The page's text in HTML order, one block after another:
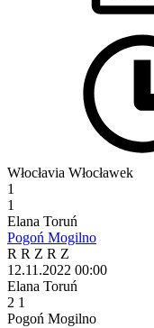
Włocłavia Włocławek
1
1
Elana Toruń
Pogoń Mogilno
R R Z R Z
12.11.2022 00:00
Elana Toruń
2 1
Pogoń Mogilno